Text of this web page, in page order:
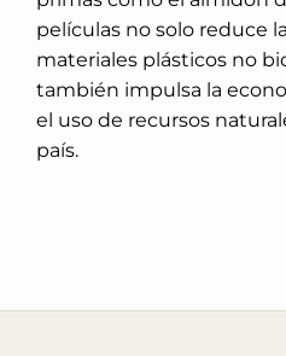
películas no solo reduce
materiales plásticos no
también impulsa la
el uso de recursos
país.